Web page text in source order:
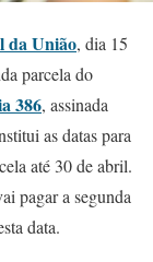
da União, dia 15
parcela do
386, assinada
as datas para
até 30 de abril.
pagar a segunda
data.